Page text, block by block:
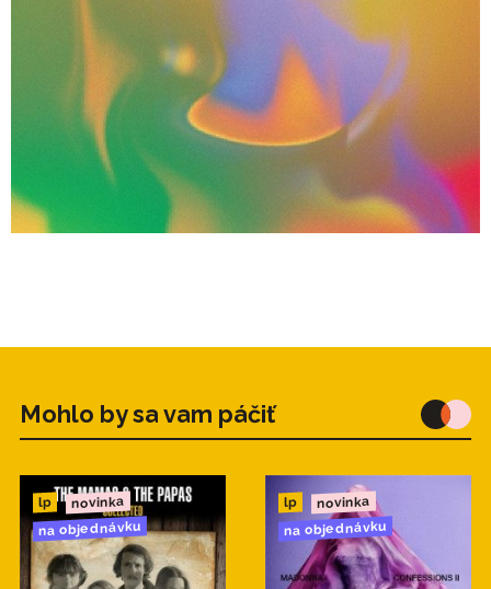
Mohlo by sa vam páčiť
lp novinka
na objednávku
lp novinka
na objednávku